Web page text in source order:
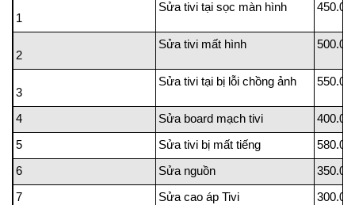
1
Sửa tivi tại sọc màn hình
2
Sửa tivi mất hình
3
Sửa tivi tại bị lỗi chồng ảnh
4 Sửa board mạch tivi
5 Sửa tivi bị mất tiếng
6 Sửa nguồn
7 Sửa cao áp Tivi